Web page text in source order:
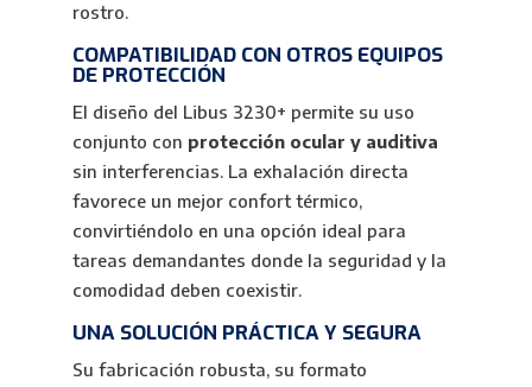
rostro.
COMPATIBILIDAD CON OTROS EQUIPOS
DE PROTECCIÓN
El diseño del Libus 3230+ permite su uso
conjunto con protección ocular y auditiva
sin interferencias. La exhalación directa
favorece un mejor confort térmico,
convirtiéndolo en una opción ideal para
tareas demandantes donde la seguridad y la
comodidad deben coexistir.
UNA SOLUCIÓN PRÁCTICA Y SEGURA
Su fabricación robusta, su formato